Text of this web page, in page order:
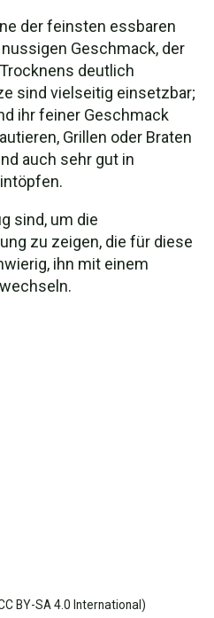
der feinsten essbaren
Geschmack, der
deutlich
sind vielseitig einsetzbar;
ihr feiner Geschmack
Grillen oder Braten
auch sehr gut in
sind, um die
zu zeigen, die für diese
ihn mit einem
BY-SA 4.0 International)